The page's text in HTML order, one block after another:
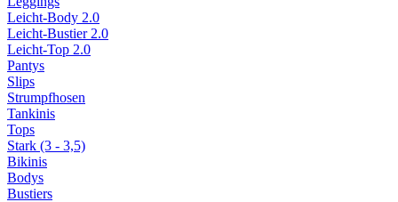
Leicht-Body 2.0
Leicht-Bustier 2.0
Leicht-Top 2.0
Pantys
Slips
Strumpfhosen
Tankinis
Tops
Stark (3 - 3,5)
Bikinis
Bodys
Bustiers